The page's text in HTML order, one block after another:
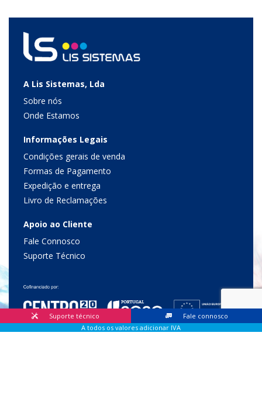
A Lis Sistemas, Lda
Sobre nós
Onde Estamos
Informações Legais
Condições gerais de venda
Formas de Pagamento
Expedição e entrega
Livro de Reclamações
Apoio ao Cliente
Fale Connosco
Suporte Técnico
Suporte técnico
Fale connosco
A todos os valores adicionar IVA